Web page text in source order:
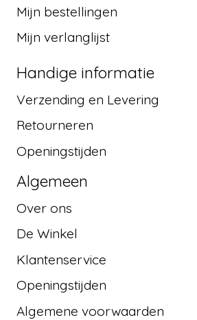
Mijn bestellingen
Mijn verlanglijst
Handige informatie
Verzending en Levering
Retourneren
Openingstijden
Algemeen
Over ons
De Winkel
Klantenservice
Openingstijden
Algemene voorwaarden